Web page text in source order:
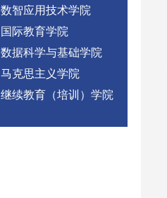
数智应用技术学院
国际教育学院
数据科学与基础学院
马克思主义学院
继续教育（培训）学院